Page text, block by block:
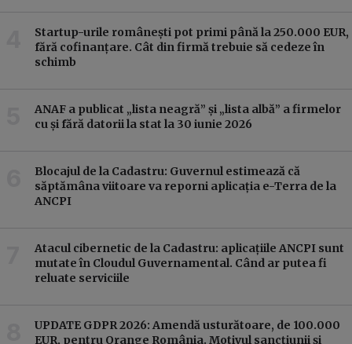
Startup-urile românești pot primi până la 250.000 EUR,
fără cofinanțare. Cât din firmă trebuie să cedeze în
schimb
ANAF a publicat „lista neagră” și „lista albă” a firmelor
cu și fără datorii la stat la 30 iunie 2026
Blocajul de la Cadastru: Guvernul estimează că
săptămâna viitoare va reporni aplicația e-Terra de la
ANCPI
Atacul cibernetic de la Cadastru: aplicațiile ANCPI sunt
mutate în Cloudul Guvernamental. Când ar putea fi
reluate serviciile
UPDATE GDPR 2026: Amendă usturătoare, de 100.000
EUR, pentru Orange România. Motivul sancțiunii și